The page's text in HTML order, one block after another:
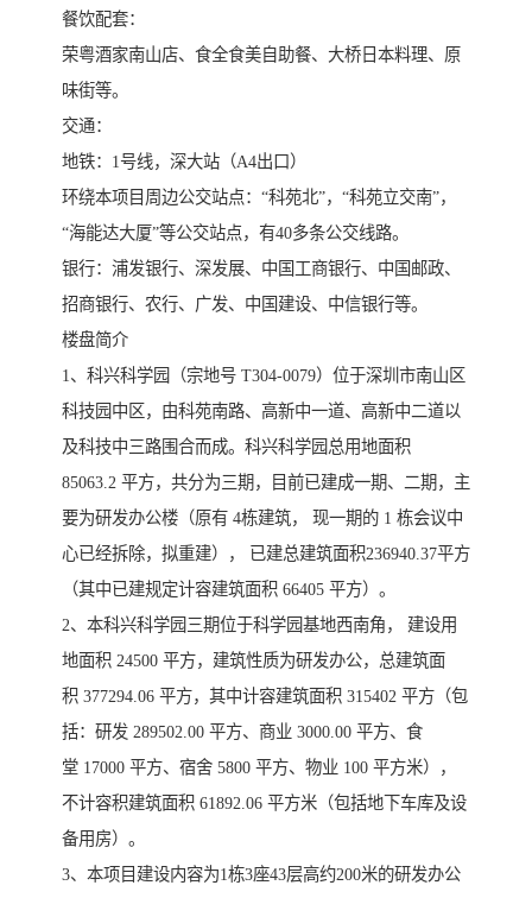
餐饮配套：
荣粤酒家南山店、食全食美自助餐、大桥日本料理、原
味街等。
交通：
地铁：1号线，深大站（A4出口）
环绕本项目周边公交站点：“科苑北”，“科苑立交南”，
“海能达大厦”等公交站点，有40多条公交线路。
银行：浦发银行、深发展、中国工商银行、中国邮政、
招商银行、农行、广发、中国建设、中信银行等。
楼盘简介
1、科兴科学园（宗地号 T304-0079）位于深圳市南山区
科技园中区，由科苑南路、高新中一道、高新中二道以
及科技中三路围合而成。科兴科学园总用地面积
85063.2 平方，共分为三期，目前已建成一期、二期，主
要为研发办公楼（原有 4栋建筑， 现一期的 1 栋会议中
心已经拆除，拟重建）， 已建总建筑面积236940.37平方
（其中已建规定计容建筑面积 66405 平方）。
2、本科兴科学园三期位于科学园基地西南角， 建设用
地面积 24500 平方，建筑性质为研发办公，总建筑面
积 377294.06 平方，其中计容建筑面积 315402 平方（包
括：研发 289502.00 平方、商业 3000.00 平方、食
堂 17000 平方、宿舍 5800 平方、物业 100 平方米），
不计容积建筑面积 61892.06 平方米（包括地下车库及设
备用房）。
3、本项目建设内容为1栋3座43层高约200米的研发办公